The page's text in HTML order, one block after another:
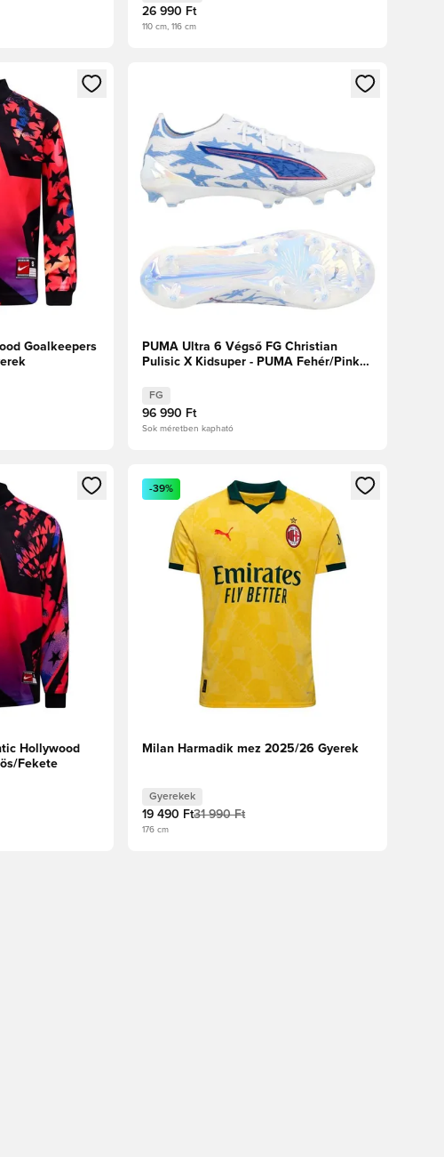
26 990 Ft
110 cm, 116 cm
vagy a tagként való regisztrációhoz
Goalkeepers
Megnyit egy modált a bejelentkezéshez vagy a
PUMA Ultra 6 Végső FG Christian
Pulisic X Kidsuper - PUMA Fehér/Pink
FG
96 990 Ft
Sok méretben kapható
vagy a tagként való regisztrációhoz
Hollywood
Fekete
Megnyit egy modált a bejelentkezéshez vagy a
-39%
Milan Harmadik mez 2025/26 Gyerek
Gyerekek
19 490 Ft31 990 Ft
176 cm